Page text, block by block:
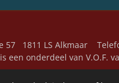
57 1811 LS Alkmaar
onderdeel van V.O.F.